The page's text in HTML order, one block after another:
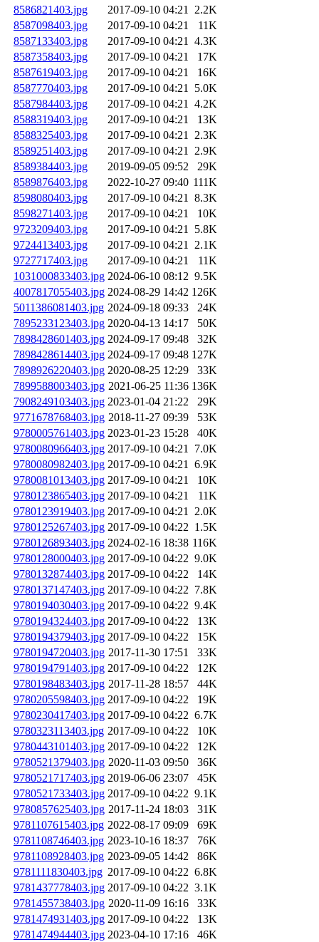
8586821403.jpg
2017-09-10 04:21 2.2K
8587098403.jpg
2017-09-10 04:21
11K
8587133403.jpg
2017-09-10 04:21 4.3K
8587358403.jpg
2017-09-10 04:21
17K
8587619403.jpg
2017-09-10 04:21
16K
8587770403.jpg
2017-09-10 04:21 5.0K
8587984403.jpg
2017-09-10 04:21 4.2K
8588319403.jpg
2017-09-10 04:21
13K
8588325403.jpg
2017-09-10 04:21 2.3K
8589251403.jpg
2017-09-10 04:21 2.9K
8589384403.jpg
2019-09-05 09:52
29K
8589876403.jpg
2022-10-27 09:40 111K
8598080403.jpg
2017-09-10 04:21 8.3K
8598271403.jpg
2017-09-10 04:21
10K
9723209403.jpg
2017-09-10 04:21 5.8K
9724413403.jpg
2017-09-10 04:21 2.1K
9727717403.jpg
2017-09-10 04:21
11K
1031000833403.jpg 2024-06-10 08:12 9.5K
4007817055403.jpg 2024-08-29 14:42 126K
5011386081403.jpg 2024-09-18 09:33
24K
7895233123403.jpg 2020-04-13 14:17
50K
7898428601403.jpg 2024-09-17 09:48
32K
7898428614403.jpg 2024-09-17 09:48 127K
7898926220403.jpg 2020-08-25 12:29
33K
7899588003403.jpg 2021-06-25 11:36 136K
7908249103403.jpg 2023-01-04 21:22
29K
9771678768403.jpg 2018-11-27 09:39
53K
9780005761403.jpg 2023-01-23 15:28
40K
9780080966403.jpg 2017-09-10 04:21 7.0K
9780080982403.jpg 2017-09-10 04:21 6.9K
9780081013403.jpg 2017-09-10 04:21
10K
9780123865403.jpg 2017-09-10 04:21
11K
9780123919403.jpg 2017-09-10 04:21 2.0K
9780125267403.jpg 2017-09-10 04:22 1.5K
9780126893403.jpg 2024-02-16 18:38 116K
9780128000403.jpg 2017-09-10 04:22 9.0K
9780132874403.jpg 2017-09-10 04:22
14K
9780137147403.jpg 2017-09-10 04:22 7.8K
9780194030403.jpg 2017-09-10 04:22 9.4K
9780194324403.jpg 2017-09-10 04:22
13K
9780194379403.jpg 2017-09-10 04:22
15K
9780194720403.jpg 2017-11-30 17:51
33K
9780194791403.jpg 2017-09-10 04:22
12K
9780198483403.jpg 2017-11-28 18:57
44K
9780205598403.jpg 2017-09-10 04:22
19K
9780230417403.jpg 2017-09-10 04:22 6.7K
9780323113403.jpg 2017-09-10 04:22
10K
9780443101403.jpg 2017-09-10 04:22
12K
9780521379403.jpg 2020-11-03 09:50
36K
9780521717403.jpg 2019-06-06 23:07
45K
9780521733403.jpg 2017-09-10 04:22 9.1K
9780857625403.jpg 2017-11-24 18:03
31K
9781107615403.jpg 2022-08-17 09:09
69K
9781108746403.jpg 2023-10-16 18:37
76K
9781108928403.jpg 2023-09-05 14:42
86K
9781111830403.jpg 2017-09-10 04:22 6.8K
9781437778403.jpg 2017-09-10 04:22 3.1K
9781455738403.jpg 2020-11-09 16:16
33K
9781474931403.jpg 2017-09-10 04:22
13K
9781474944403.jpg 2023-04-10 17:16
46K